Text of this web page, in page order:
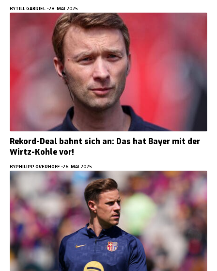
BYTILL GABRIEL 28. MAI 2025
Rekord-Deal bahnt sich an: Das hat Bayer mit der
Wirtz-Kohle vor!
BYPHILIPP OVERHOFF 26. MAI 2025